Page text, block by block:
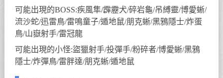
可能出現的BOSS:疾風隼/霹靂犬/碎岩龜/吊縛靈/博愛蜥/
流沙蛇/迅雷鳥/雷鳴童子/遁地鼠/朋克蜥/黑鴉隱士/炸蛋
鳥/山嶽射手/雷冠龍
可能出現的小怪:盜獵射手/投彈手/粉碎者/博愛蜥/黑鴉
隱士/炸彈鳥/雷胖達/朋克蜥/遁地鼠